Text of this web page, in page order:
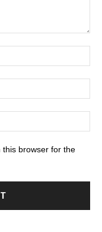
this browser for the